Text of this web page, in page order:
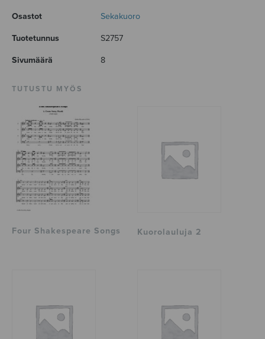
Osastot Sekakuoro
Tuotetunnus S2757
Sivumäärä 8
TUTUSTU MYÖS
Four Shakespeare Songs Kuorolauluja 2